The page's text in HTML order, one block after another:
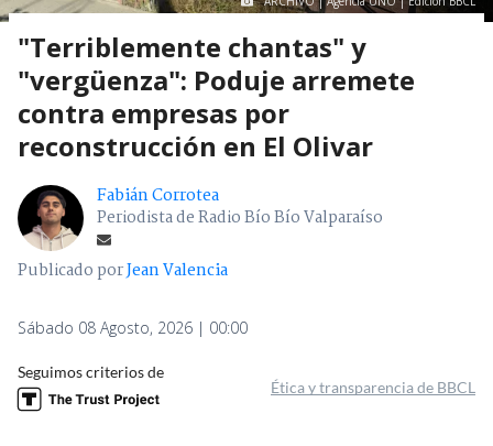
"Terriblemente chantas" y
"vergüenza": Poduje arremete
contra empresas por
reconstrucción en El Olivar
Fabián Corrotea
Periodista de Radio Bío Bío Valparaíso
Publicado porJean Valencia
Sábado 08 Agosto, 2026 | 00:00
Seguimos criterios de
Ética y transparencia de BBCL